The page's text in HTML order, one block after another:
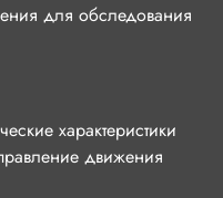
для обследования
характеристики
движения